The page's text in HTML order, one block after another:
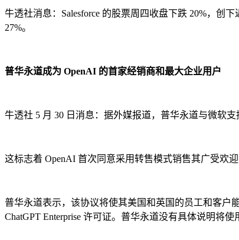
牛透社消息：Salesforce 的股票周四收盘下跌 20%，创
27%。
普华永道成为 OpenAI 的首家经销商和最大企业用户
牛透社 5 月 30 日消息：据外媒报道，普华永道与微软
这标志着 OpenAI 首次同意采用转售模式销售其广受欢
普华永道表示，该协议将使其美国和英国的员工和客户
ChatGPT Enterprise 许可证。普华永道没有具体说明将使